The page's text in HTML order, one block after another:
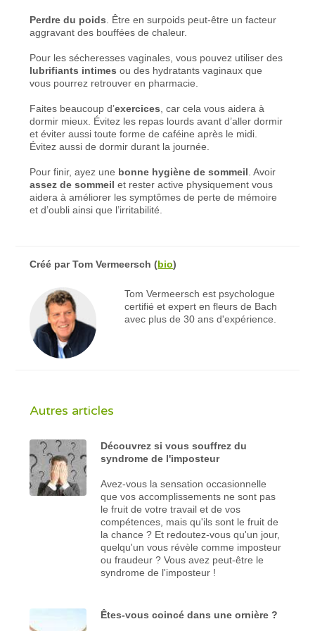
Perdre du poids . Être en surpoids peut-être un facteur
aggravant des bouffées de chaleur.
Pour les sécheresses vaginales, vous pouvez utiliser des
lubrifiants intimes ou des hydratants vaginaux que
vous pourrez retrouver en pharmacie.
Faites beaucoup d’exercices , car cela vous aidera à
dormir mieux. Évitez les repas lourds avant d’aller dormir
et éviter aussi toute forme de caféine après le midi.
Évitez aussi de dormir durant la journée.
Pour finir, ayez une bonne hygiène de sommeil . Avoir
assez de sommeil et rester active physiquement vous
aidera à améliorer les symptômes de perte de mémoire
et d’oubli ainsi que l’irritabilité.
Créé parTom Vermeersch (bio)
Tom Vermeersch est psychologue
certifié et expert en fleurs de Bach
avec plus de 30 ans d'expérience.
Autres articles
Découvrez si vous souffrez du
syndrome de l'imposteur
Avez-vous la sensation occasionnelle
que vos accomplissements ne sont pas
le fruit de votre travail et de vos
compétences, mais qu'ils sont le fruit de
la chance ? Et redoutez-vous qu'un jour,
quelqu'un vous révèle comme imposteur
ou fraudeur ? Vous avez peut-être le
syndrome de l'imposteur !
Êtes-vous coincé dans une ornière ?